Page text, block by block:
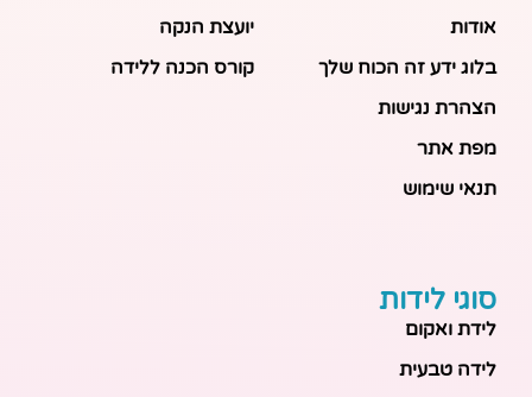
אודות
בלוג ידע זה הכוח שלך
הצהרת נגישות
מפת אתר
תנאי שימוש
יועצת הנקה
קורס הכנה ללידה
סוגי לידות
לידת ואקום
לידה טבעית